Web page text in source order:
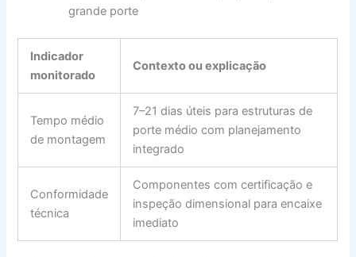
grande porte
Indicador
monitorado
Contexto ou explicação
Tempo médio
de montagem
7–21 dias úteis para estruturas de
porte médio com planejamento
integrado
Conformidade
técnica
Componentes com certificação e
inspeção dimensional para encaixe
imediato